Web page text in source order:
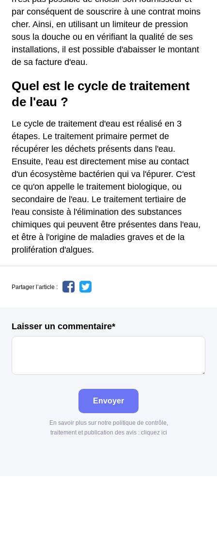
par conséquent de souscrire à une contrat moins
cher. Ainsi, en utilisant un limiteur de pression
sous la douche ou en vérifiant la qualité de ses
installations, il est possible d'abaisser le montant
de sa facture d'eau.
Quel est le cycle de traitement
de l'eau ?
Le cycle de traitement d'eau est réalisé en 3
étapes. Le traitement primaire permet de
récupérer les déchets présents dans l'eau.
Ensuite, l'eau est directement mise au contact
d'un écosystème bactérien qui va l'épurer. C'est
ce qu'on appelle le traitement biologique, ou
secondaire de l'eau. Le traitement tertiaire de
l'eau consiste à l'élimination des substances
chimiques qui peuvent être présentes dans l'eau,
et être à l'origine de maladies graves et de la
prolifération d'algues.
Partager l’article :
Laisser un commentaire*
Envoyer
En savoir plus sur notre politique de contrôle,
traitement et publication des avis : cliquez ici